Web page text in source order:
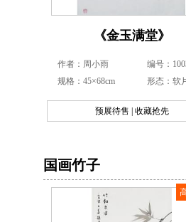
《金玉满堂》
作者：周小雨
规格：45×68cm
编号：
形态：软
预展待售 | 收藏抢先
国画竹子